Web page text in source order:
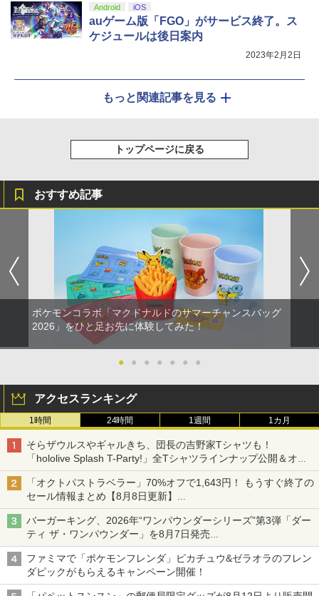
Android iOS
auゲーム版「FGO」がサービス終了。ス
ケジュールは後日案内
2023年2月2日
もっと関連記事を見る
トップページに戻る
おすすめ記事
ポケモンコラボ「マクドナルドのサマーチャンスバッグ
2026」をひと足お先に体験してみた！
● ● ● ● ● ● ●
アクセスランキング
1時間 24時間 1週間 1カ月
そらザウルスやギャルきち、団長の吉野家Tシャツも！
「hololive Splash T-Party!」全Tシャツラインナップ公開＆オン
ライン販売開始
「オクトパストラベラー」70%オフで1,643円！ もうすぐ終了の
セール情報まとめ【8月8日更新】
ニンテンドーeショップでは「大神 絶景版」が67%オフで990円
バーガーキング、2026年“ワンパウンダーシリーズ”第3弾「ダー
ティ ザ・ワンパウンダー」を8月7日発売
「特製ガーリックマヨソース」を使用した超大型チーズバーガー
ファミマで「ポケモンフレンダ」ピカチュウ&ゼラオラのフレン
ダピックがもらえるキャンペーン開催！